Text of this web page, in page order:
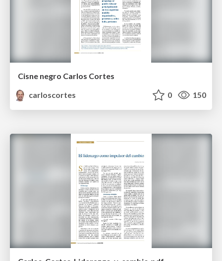
Cisne negro Carlos Cortes
carloscortes
0 150